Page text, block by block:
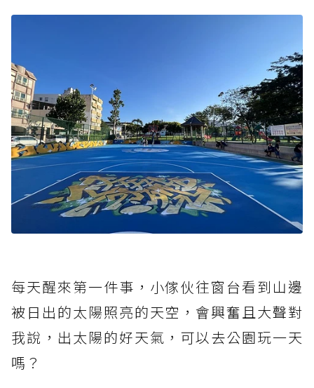
每天醒來第一件事，小傢伙往窗台看到山邊
被日出的太陽照亮的天空，會興奮且大聲對
我說，出太陽的好天氣，可以去公園玩一天
嗎？